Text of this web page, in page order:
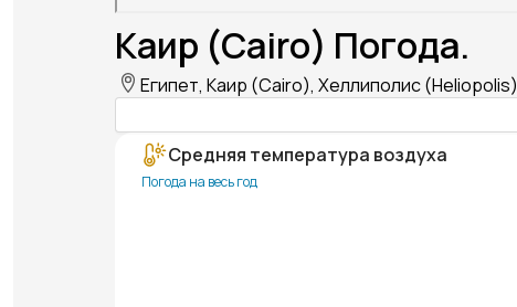
Каир (Cairo) Погода.
Египет, Каир (Cairo), Хеллиполис (Heliopolis)
Средняя температура воздуха
Погода на весь год